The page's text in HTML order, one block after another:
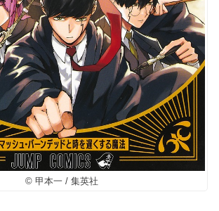
© 甲本一 / 集英社